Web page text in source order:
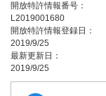
開放特許情報番号：
L2019001680
開放特許情報登録日：
2019/9/25
最新更新日：
2019/9/25